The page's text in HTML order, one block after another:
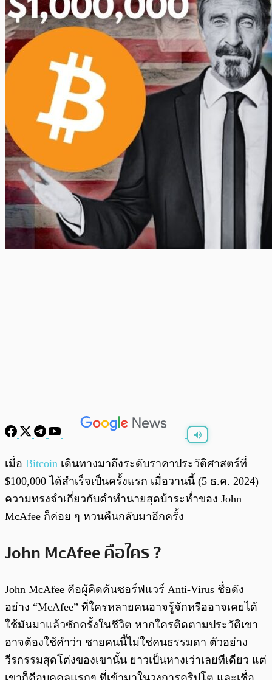
0:00 0:00
เมื่อ Bitcoin เดินทางมาถึงระดับราคาประวัติศาสตร์ที่
$100,000 ได้สำเร็จเป็นครั้งแรก เมื่อวานนี้ (5 ธ.ค. 2024)
ความทรงจำเกี่ยวกับคำทำนายสุดบ้าระห่ำของ John
McAfee ก็ค่อย ๆ หวนคืนกลับมาอีกครั้ง
John McAfee คือใคร ?
John McAfee คือผู้คิดค้นซอร์ฟแวร์ Anti-Virus ชื่อดัง
อย่าง “McAfee” ที่ใครหลายคนอาจรู้จักหรืออาจเคยได้
ใช้มันมาแล้วซักครั้งในชีวิต หากใครติดตามประวัติเขา
อาจต้องใช้คำว่า ชายคนนี้ไม่ใช่คนธรรมดา ตัวอย่าง
วีรกรรมสุดโต่งของเขานั้น ยาวเป็นหางเว่าเลยทีเดียว แต่
เขาก็คือบุคคลแรกๆ ที่เข้ามาในวงการคริปโต และเชื่อ